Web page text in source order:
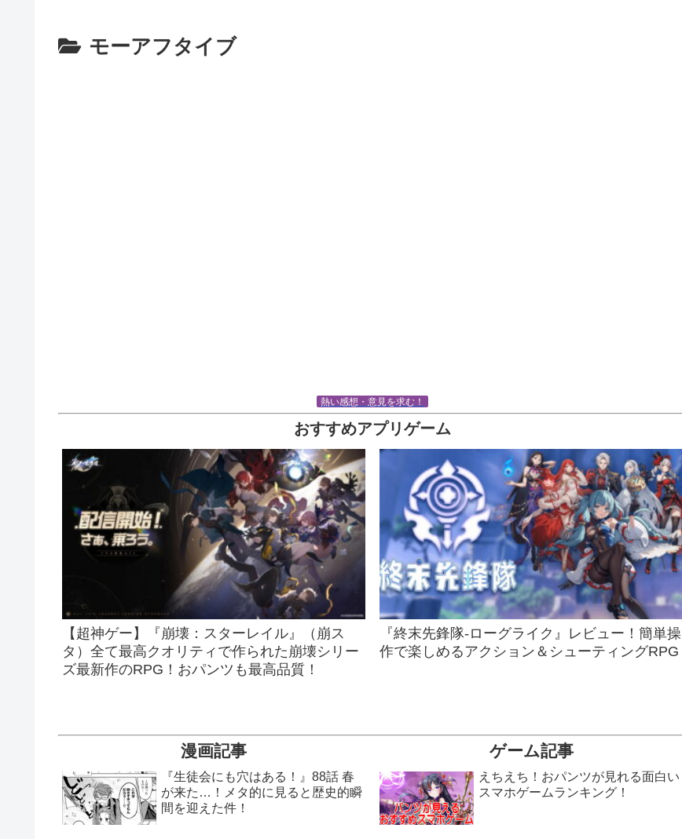
モーアフタイブ
熱い感想・意見を求む！
おすすめアプリゲーム
【超神ゲー】『崩壊：スターレイル』（崩ス
タ）全て最高クオリティで作られた崩壊シリー
ズ最新作のRPG！おパンツも最高品質！
『終末先鋒隊-ローグライク』レビュー！簡単操
作で楽しめるアクション＆シューティングRPG
漫画記事
『生徒会にも穴はある！』88話 春
が来た…！メタ的に見ると歴史的瞬
間を迎えた件！
ゲーム記事
えちえち！おパンツが見れる面白い
スマホゲームランキング！